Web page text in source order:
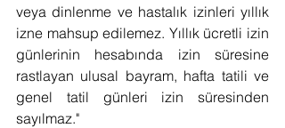
veya dinlenme ve hastalık izinleri yıllık
izne mahsup edilemez. Yıllık ücretli izin
günlerinin hesabında izin süresine
rastlayan ulusal bayram, hafta tatili ve
genel tatil günleri izin süresinden
sayılmaz."